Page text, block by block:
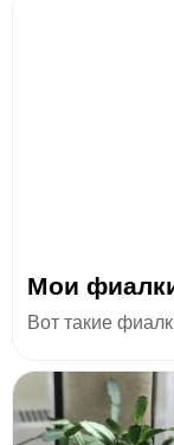
Мои
Вот такие